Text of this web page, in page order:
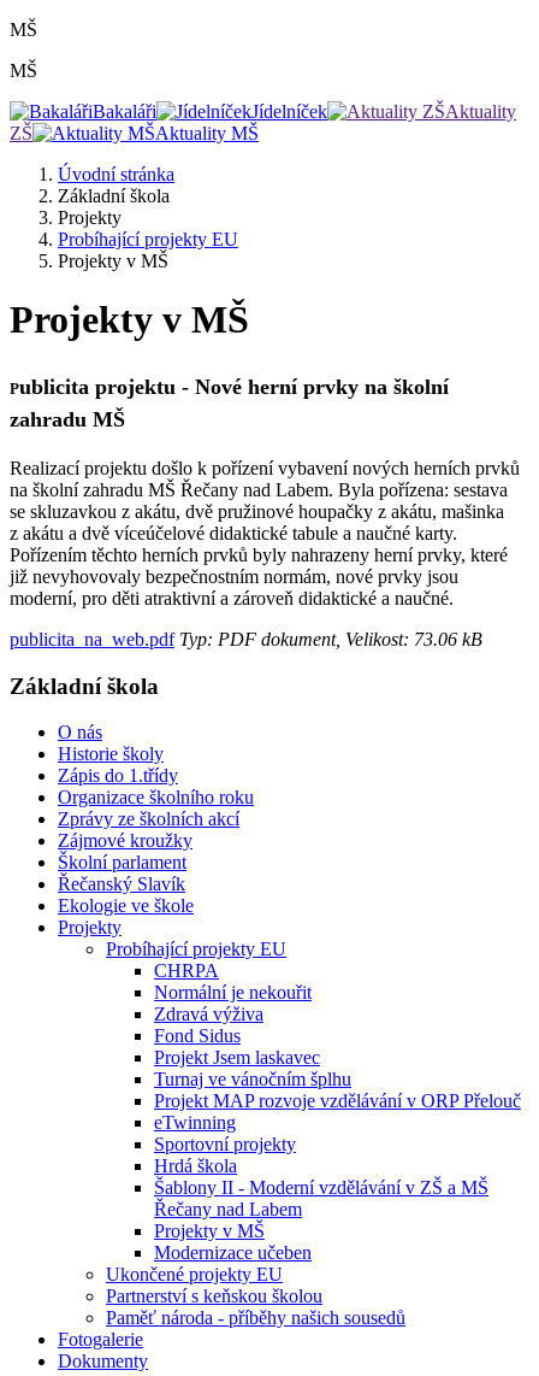
MŠ
MŠ
Bakaláři
Jídelníček
Aktuality
ZŠ
Aktuality MŠ
Úvodní stránka
Základní škola
Projekty
Probíhající projekty EU
Projekty v MŠ
Projekty v MŠ
Publicita projektu - Nové herní prvky na školní
zahradu MŠ
Realizací projektu došlo k pořízení vybavení nových herních prvků
na školní zahradu MŠ Řečany nad Labem. Byla pořízena: sestava
se skluzavkou z akátu, dvě pružinové houpačky z akátu, mašinka
z akátu a dvě víceúčelové didaktické tabule a naučné karty.
Pořízením těchto herních prvků byly nahrazeny herní prvky, které
již nevyhovovaly bezpečnostním normám, nové prvky jsou
moderní, pro děti atraktivní a zároveň didaktické a naučné.
publicita_na_web.pdfTyp: PDF dokument, Velikost: 73.06 kB
Základní škola
O nás
Historie školy
Zápis do 1.třídy
Organizace školního roku
Zprávy ze školních akcí
Zájmové kroužky
Školní parlament
Řečanský Slavík
Ekologie ve škole
Projekty
Probíhající projekty EU
CHRPA
Normální je nekouřit
Zdravá výživa
Fond Sidus
Projekt Jsem laskavec
Turnaj ve vánočním šplhu
Projekt MAP rozvoje vzdělávání v ORP Přelouč
eTwinning
Sportovní projekty
Hrdá škola
Šablony II - Moderní vzdělávání v ZŠ a MŠ
Řečany nad Labem
Projekty v MŠ
Modernizace učeben
Ukončené projekty EU
Partnerství s keňskou školou
Paměť národa - příběhy našich sousedů
Fotogalerie
Dokumenty